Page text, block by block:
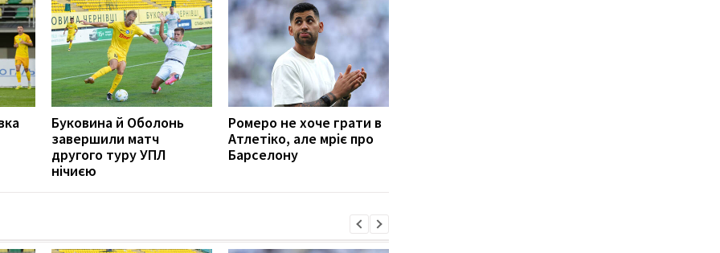
Буковина й Оболонь
завершили матч
другого туру УПЛ
нічиєю
Ромеро не хоче грати в
Атлетіко, але мріє про
Барселону